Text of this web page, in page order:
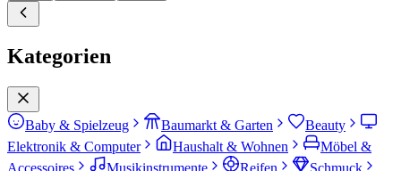
Kategorien
Baby & Spielzeug Baumarkt & Garten
Beauty
Elektronik & Computer
Haushalt & Wohnen
Möbel &
Accessoires
Musikinstrumente Reifen
Schmuck